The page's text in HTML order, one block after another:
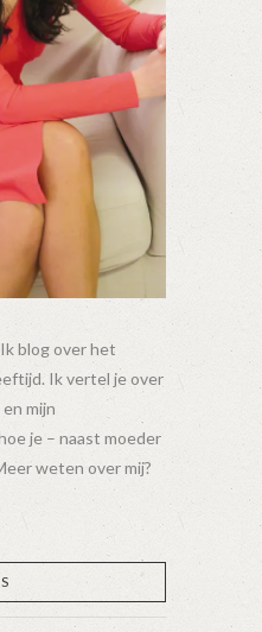
blog over het
Ik vertel je over
mijn
je – naast moeder
weten over mij?